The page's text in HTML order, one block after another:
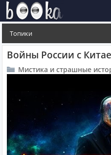
Топики
Войны России с
Мистика и страшные